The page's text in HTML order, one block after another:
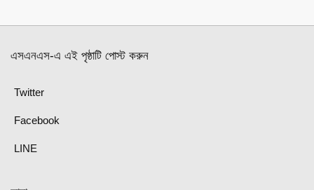
এসএনএস-এ এই পৃষ্ঠাটি পোস্ট করুন
Twitter
Facebook
LINE